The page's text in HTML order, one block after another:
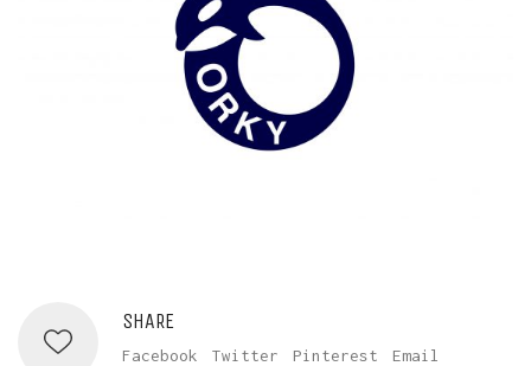
SHARE
Facebook Twitter Pinterest Email